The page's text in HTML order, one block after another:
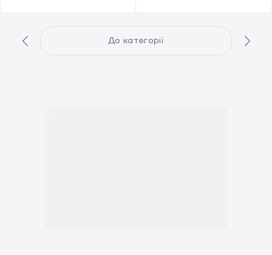
До категорії